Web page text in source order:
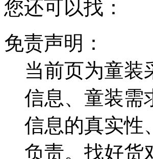
您还可以找：
免责声明：
当前页为童装
信息、童装需
信息的真实性
负责。找好货